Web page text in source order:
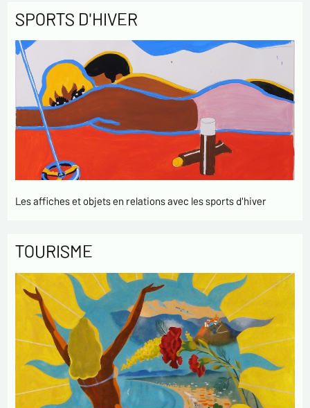
SPORTS D'HIVER
Les affiches et objets en relations avec les sports d'hiver
TOURISME